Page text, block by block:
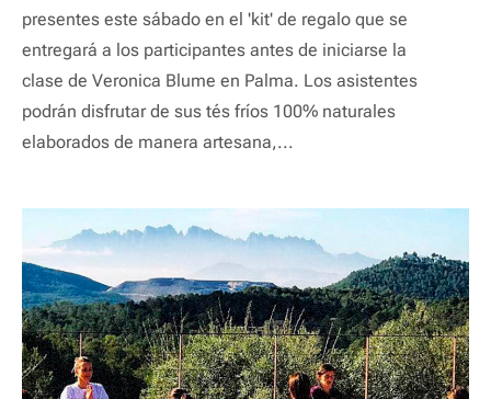
presentes este sábado en el 'kit' de regalo que se
entregará a los participantes antes de iniciarse la
clase de Veronica Blume en Palma. Los asistentes
podrán disfrutar de sus tés fríos 100% naturales
elaborados de manera artesana,...